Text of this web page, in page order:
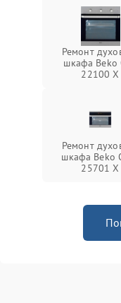
Ремонт
шкафа Beko
22100 X
Ремонт
шкафа Beko
25701 X